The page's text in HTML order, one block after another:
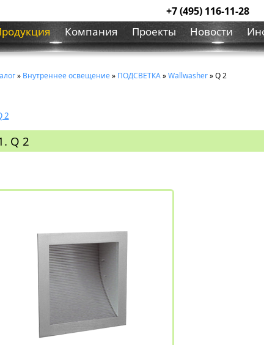
+7 (495) 116-11-28
Компания Проекты Новости
» Внутреннее освещение» ПОДСВЕТКА»Wallwasher» Q 2
2
Q 2